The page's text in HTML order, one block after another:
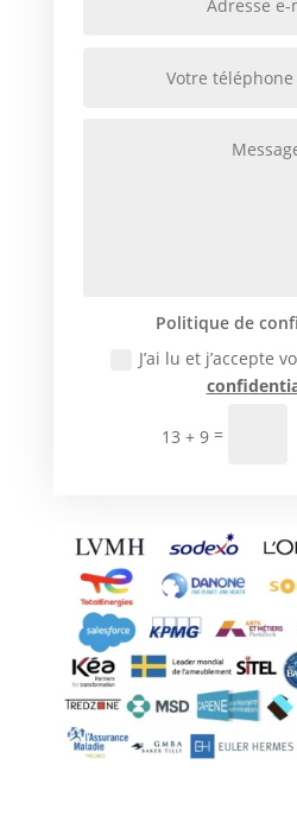
Politique de
J’ai lu et j’accepte
13 + 9 =